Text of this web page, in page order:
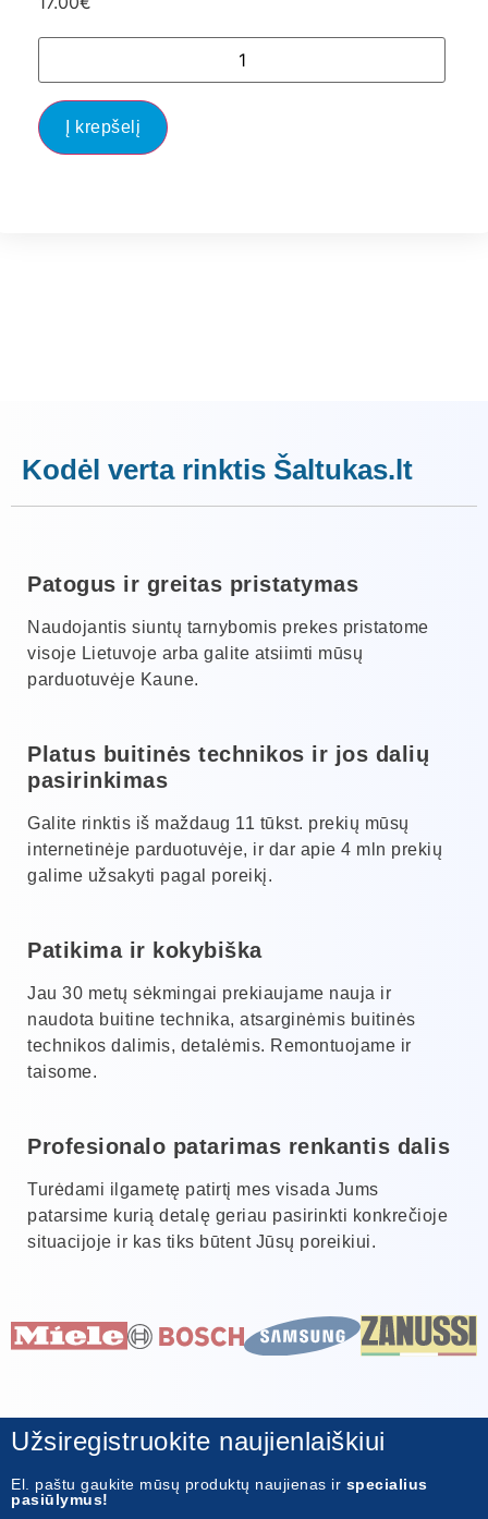
Į krepšelį
Kodėl verta rinktis Šaltukas.lt
Patogus ir greitas pristatymas
Naudojantis siuntų tarnybomis prekes pristatome
visoje Lietuvoje arba galite atsiimti mūsų
parduotuvėje Kaune.
Platus buitinės technikos ir jos dalių
pasirinkimas
Galite rinktis iš maždaug 11 tūkst. prekių mūsų
internetinėje parduotuvėje, ir dar apie 4 mln prekių
galime užsakyti pagal poreikį.
Patikima ir kokybiška
Jau 30 metų sėkmingai prekiaujame nauja ir
naudota buitine technika, atsarginėmis buitinės
technikos dalimis, detalėmis. Remontuojame ir
taisome.
Profesionalo patarimas renkantis dalis
Turėdami ilgametę patirtį mes visada Jums
patarsime kurią detalę geriau pasirinkti konkrečioje
situacijoje ir kas tiks būtent Jūsų poreikiui.
Užsiregistruokite naujienlaiškiui
El. paštu gaukite mūsų produktų naujienas ir specialius
pasiūlymus!